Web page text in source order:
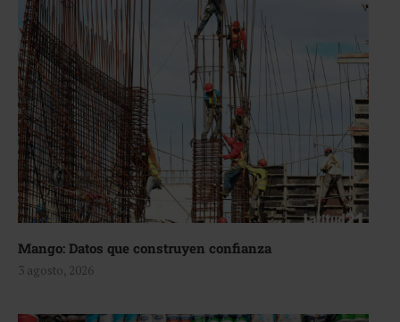
Mango: Datos que construyen confianza
3 agosto, 2026